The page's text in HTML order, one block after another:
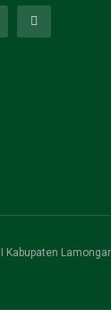
Kabupaten